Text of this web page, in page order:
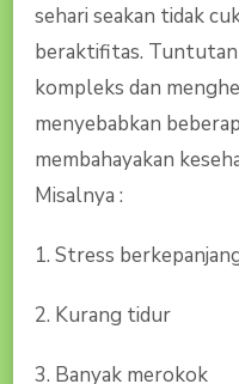
sehari seakan tidak
beraktifitas. Tuntutan
kompleks dan
menyebabkan
membahayakan
Misalnya :
1. Stress
2. Kurang tidur
3. Banyak merokok